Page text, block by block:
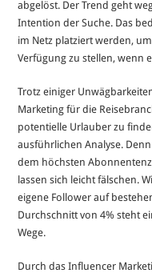
abgelöst. Der Trend geht
Intention der Suche. Das
im Netz platziert werden,
Verfügung zu stellen, wenn
Trotz einiger
Marketing für die
potentielle Urlauber zu
ausführlichen Analyse.
dem höchsten
lassen sich leicht fälschen.
eigene Follower auf
Durchschnitt von 4% steht
Wege.
Durch das Influencer